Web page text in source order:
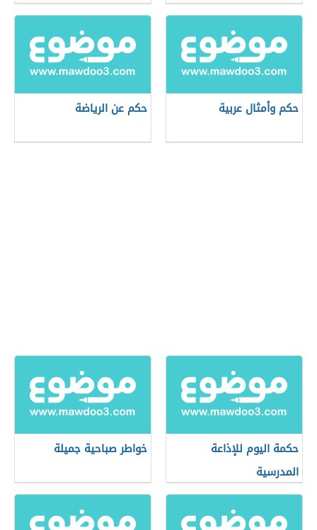
حكم وأمثال عربية حكم عن الرياضة
حكمة اليوم للإذاعة
المدرسية
خواطر صباحية جميلة